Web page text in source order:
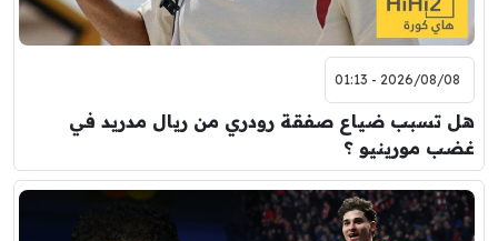
2026/08/08 - 01:13
هل تسبب ضياع صفقة رودري من ريال مدريد في
غضب مورينيو ؟